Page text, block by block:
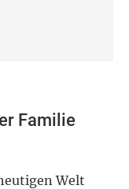
Familie
Welt